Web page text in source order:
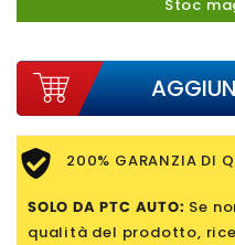
Stoc
200% GARANZIA DI
SOLO DA PTC AUTO: Se
qualità del prodotto,